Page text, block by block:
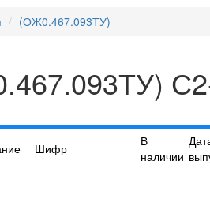
(ОЖ0.467.093ТУ)
Шифр
В
наличии